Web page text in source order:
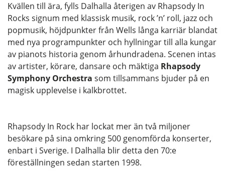
Kvällen till ära, fylls Dalhalla återigen av Rhapsody In
Rocks signum med klassisk musik, rock ’n’ roll, jazz och
popmusik, höjdpunkter från Wells långa karriär blandat
med nya programpunkter och hyllningar till alla kungar
av pianots historia genom århundradena. Scenen intas
av artister, körare, dansare och mäktiga Rhapsody
Symphony Orchestra som tillsammans bjuder på en
magisk upplevelse i kalkbrottet.
Rhapsody In Rock har lockat mer än två miljoner
besökare på sina omkring 500 genomförda konserter,
enbart i Sverige. I Dalhalla blir detta den 70:e
föreställningen sedan starten 1998.